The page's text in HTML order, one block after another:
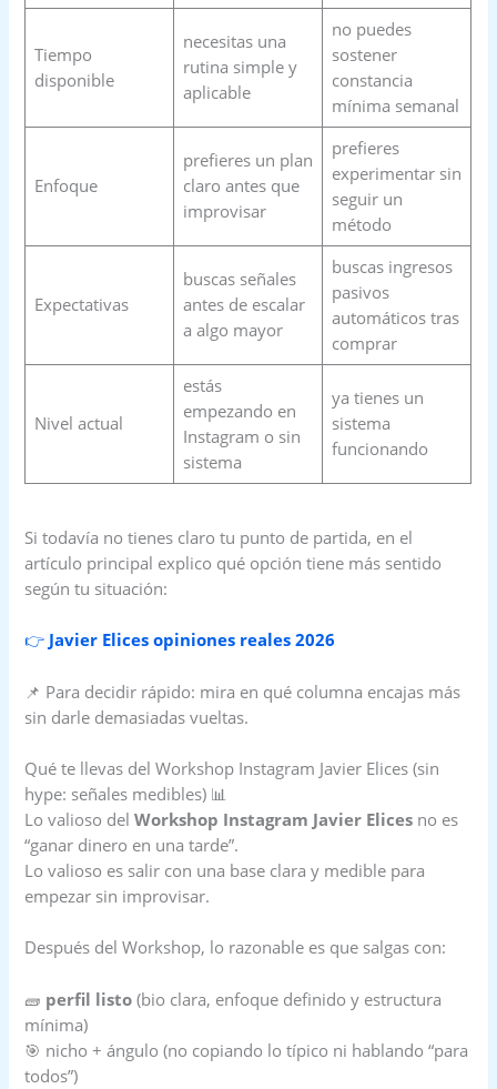
Tiempo
disponible
necesitas una
rutina simple y
aplicable
no puedes
sostener
constancia
mínima semanal
Enfoque
prefieres un plan
claro antes que
improvisar
prefieres
experimentar sin
seguir un
método
Expectativas
buscas señales
antes de escalar
a algo mayor
buscas ingresos
pasivos
automáticos tras
comprar
Nivel actual
estás
empezando en
Instagram o sin
sistema
ya tienes un
sistema
funcionando
Si todavía no tienes claro tu punto de partida, en el
artículo principal explico qué opción tiene más sentido
según tu situación:
👉 Javier Elices opiniones reales 2026
📌 Para decidir rápido: mira en qué columna encajas más
sin darle demasiadas vueltas.
Qué te llevas del Workshop Instagram Javier Elices (sin
hype: señales medibles) 📊
Lo valioso delWorkshop Instagram Javier Elices no es
“ganar dinero en una tarde”.
Lo valioso es salir con una base clara y medible para
empezar sin improvisar.
Después del Workshop, lo razonable es que salgas con:
🧱 perfil listo (bio clara, enfoque definido y estructura
mínima)
🎯 nicho + ángulo (no copiando lo típico ni hablando “para
todos”)